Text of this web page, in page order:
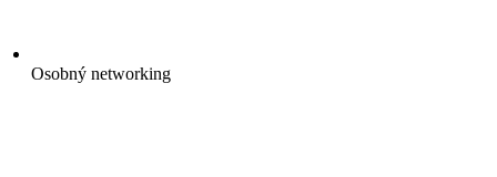
Osobný networking